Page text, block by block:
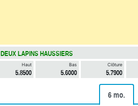
DEUX LAPINS HAUSSIERS
Haut
5.8500
Bas
5.6000
Clôture
5.7900
6 mo.